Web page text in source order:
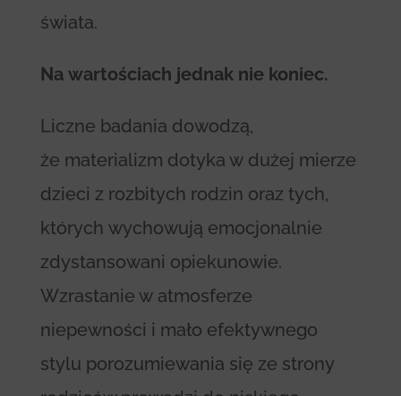
świata.
Na wartościach jednak nie koniec.
Liczne badania dowodzą,
że materializm dotyka w dużej mierze
dzieci z rozbitych rodzin oraz tych,
których wychowują emocjonalnie
zdystansowani opiekunowie.
Wzrastanie w atmosferze
niepewności i mało efektywnego
stylu porozumiewania się ze strony